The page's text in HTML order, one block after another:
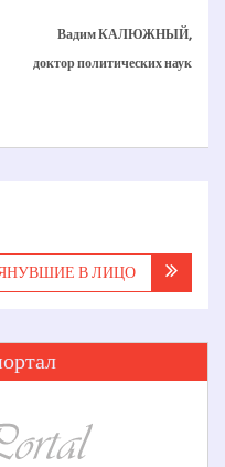
Вадим КАЛЮЖНЫЙ,
доктор политических наук
В ЛИЦО